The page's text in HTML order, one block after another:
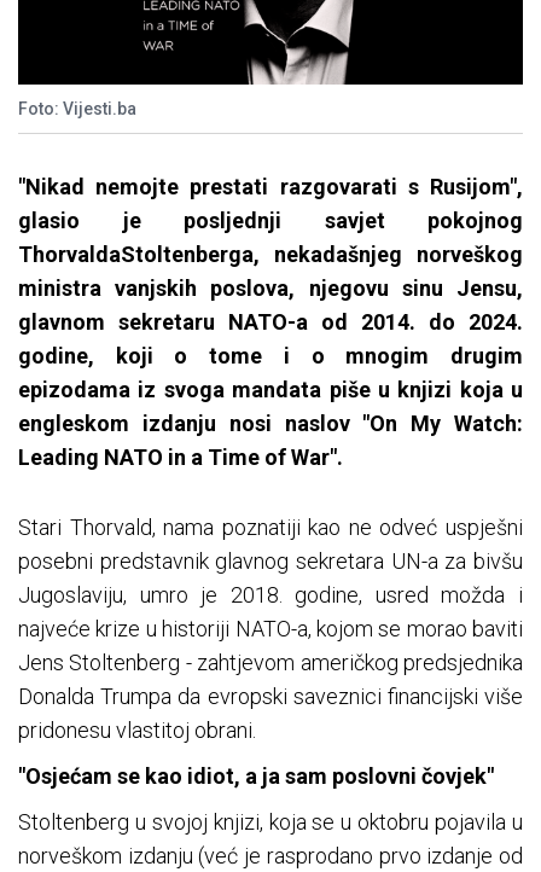
Foto: Vijesti.ba
"Nikad nemojte prestati razgovarati s Rusijom",
glasio je posljednji savjet pokojnog
ThorvaldaStoltenberga, nekadašnjeg norveškog
ministra vanjskih poslova, njegovu sinu Jensu,
glavnom sekretaru NATO-a od 2014. do 2024.
godine, koji o tome i o mnogim drugim
epizodama iz svoga mandata piše u knjizi koja u
engleskom izdanju nosi naslov "On My Watch:
Leading NATO in a Time of War".
Stari Thorvald, nama poznatiji kao ne odveć uspješni
posebni predstavnik glavnog sekretara UN-a za bivšu
Jugoslaviju, umro je 2018. godine, usred možda i
najveće krize u historiji NATO-a, kojom se morao baviti
Jens Stoltenberg - zahtjevom američkog predsjednika
Donalda Trumpa da evropski saveznici financijski više
pridonesu vlastitoj obrani.
"Osjećam se kao idiot, a ja sam poslovni čovjek"
Stoltenberg u svojoj knjizi, koja se u oktobru pojavila u
norveškom izdanju (već je rasprodano prvo izdanje od